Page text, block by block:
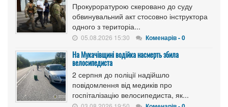
Прокуроратурою скеровано до суду
обвинувальний акт стосовно інструктора
одного з територіа...
05.08.2026 15:30 Коменарів - 0
На Мукачівщині водійка насмерть збила
велосипедиста
2 серпня до поліції надійшло
повідомлення від медиків про
госпіталізацію велосипедиста, як...